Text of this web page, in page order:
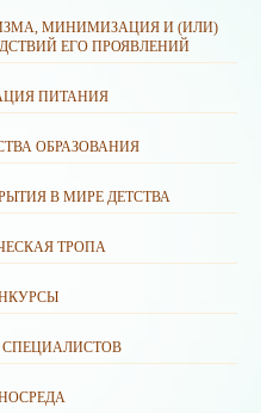
МИНИМИЗАЦИЯ И (ИЛИ)
ЕГО ПРОЯВЛЕНИЙ
ПИТАНИЯ
ОБРАЗОВАНИЯ
В МИРЕ ДЕТСТВА
ТРОПА
СПЕЦИАЛИСТОВ